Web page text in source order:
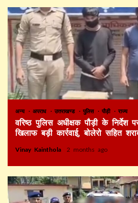
अन्य अपराध उत्तराखण्ड पुलिस पौड़ी राज्य
वरिष्ठ पुलिस अधीक्षक पौड़ी के निर्देश
खिलाफ बड़ी कार्रवाई, बोलेरो सहित
Vinay Kainthola 2 months ago